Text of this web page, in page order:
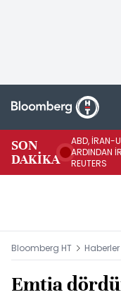
SON
DAKİKA
ABD, İRAN-
ARDINDAN
REUTERS
Bloomberg HT Haberler
Emtia